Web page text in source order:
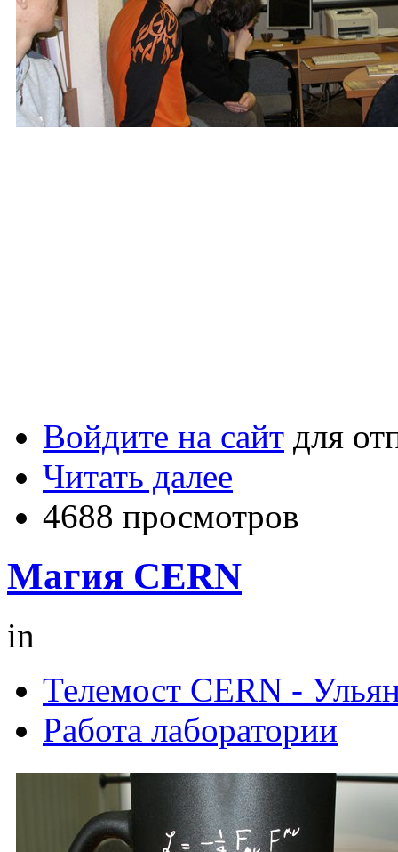
Войдите на сайт для
Читать далее
4688 просмотров
Магия CERN
in
Телемост CERN -
Работа лаборатории